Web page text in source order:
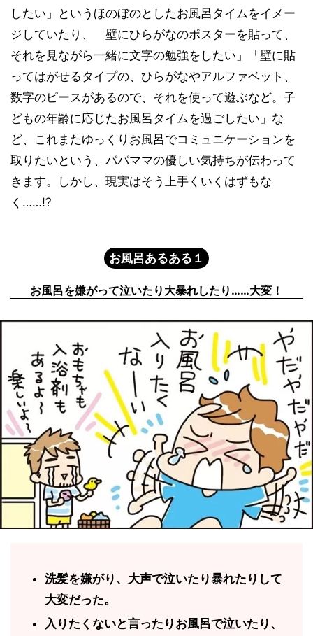
したい」というほのぼのとしたお風呂タイムをイメー
ジしていたり、「壁にひらがなのポスターを貼って、
それを見ながら一緒に文字の勉強をしたい」「壁に貼
ってはがせるタイプの、ひらがなやアルファベット、
数字のピースがあるので、それを使って遊ぶなど。子
どもの年齢に応じたお風呂タイムを過ごしたい」な
ど、これまたゆっくりお風呂でコミュニケーションを
取りたいという、パパママの優しい気持ちが伝わって
きます。しかし、現実はそう上手くいくはずもな
く……!?
お風呂あるある１
お風呂を嫌がって泣いたり大暴れしたり……大変！
洗髪を嫌がり、大声で泣いたり暴れたりして
大変だった。
入りたくないと言ったりお風呂で泣いたり、